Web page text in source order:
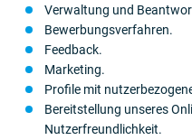
Verwaltung und
Bewerbungsverfahren.
Feedback.
Marketing.
Profile mit
Bereitstellung unseres
Nutzerfreundlichkeit.